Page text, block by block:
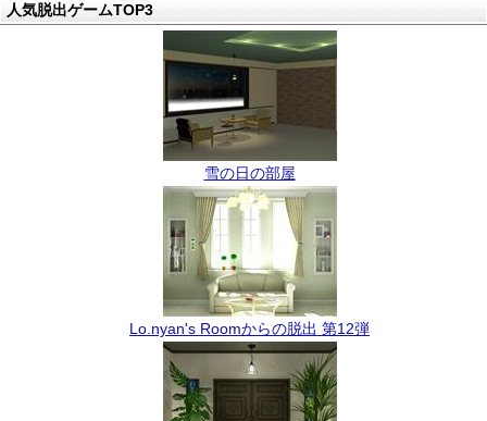
人気脱出ゲームTOP3
雪の日の部屋
Lo.nyan's Roomからの脱出 第12弾